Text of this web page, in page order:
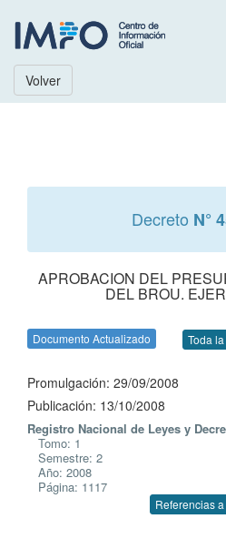
Volver
Decreto N°
APROBACION DEL
DEL BROU.
Documento Actualizado Toda
Promulgación: 29/09/2008
Publicación: 13/10/2008
Registro Nacional de Leyes y
Tomo: 1
Semestre: 2
Año: 2008
Página: 1117
Referencias